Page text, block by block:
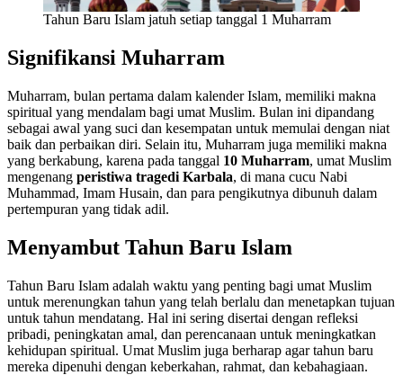
Tahun Baru Islam jatuh setiap tanggal 1 Muharram
Signifikansi Muharram
Muharram, bulan pertama dalam kalender Islam, memiliki makna
spiritual yang mendalam bagi umat Muslim. Bulan ini dipandang
sebagai awal yang suci dan kesempatan untuk memulai dengan niat
baik dan perbaikan diri. Selain itu, Muharram juga memiliki makna
yang berkabung, karena pada tanggal 10 Muharram, umat Muslim
mengenang peristiwa tragedi Karbala, di mana cucu Nabi
Muhammad, Imam Husain, dan para pengikutnya dibunuh dalam
pertempuran yang tidak adil.
Menyambut Tahun Baru Islam
Tahun Baru Islam adalah waktu yang penting bagi umat Muslim
untuk merenungkan tahun yang telah berlalu dan menetapkan tujuan
untuk tahun mendatang. Hal ini sering disertai dengan refleksi
pribadi, peningkatan amal, dan perencanaan untuk meningkatkan
kehidupan spiritual. Umat Muslim juga berharap agar tahun baru
mereka dipenuhi dengan keberkahan, rahmat, dan kebahagiaan.